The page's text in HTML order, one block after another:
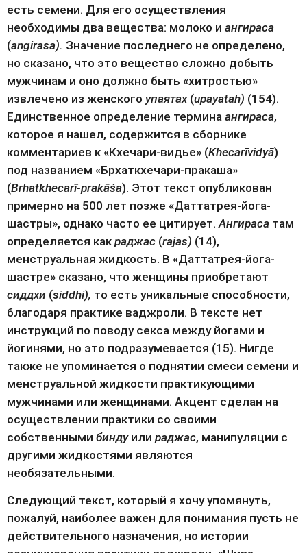
есть семени. Для его осуществления
необходимы два вещества: молоко и ангираса
(angirasa). Значение последнего не определено,
но сказано, что это вещество сложно добыть
мужчинам и оно должно быть «хитростью»
извлечено из женского упаятах (upayatah) (154).
Единственное определение термина ангираса,
которое я нашел, содержится в сборнике
комментариев к «Кхечари-видье» (Khecarīvidyā)
под названием «Брхаткхечари-пракаша»
(Brhatkhecarī-prakāśa). Этот текст опубликован
примерно на 500 лет позже «Даттатрея-йога-
шастры», однако часто ее цитирует. Ангираса там
определяется как раджас (rajas) (14),
менструальная жидкость. В «Даттатрея-йога-
сиддхи (siddhi), то есть уникальные способности,
благодаря практике ваджроли. В тексте нет
инструкций по поводу секса между йогами и
йогинями, но это подразумевается (15). Нигде
также не упоминается о поднятии смеси семени и
менструальной жидкости практикующими
мужчинами или женщинами. Акцент сделан на
осуществлении практики со своими
собственными бинду или раджас, манипуляции с
другими жидкостями являются
необязательными.
Следующий текст, который я хочу упомянуть,
пожалуй, наиболее важен для понимания пусть не
действительного назначения, но истории